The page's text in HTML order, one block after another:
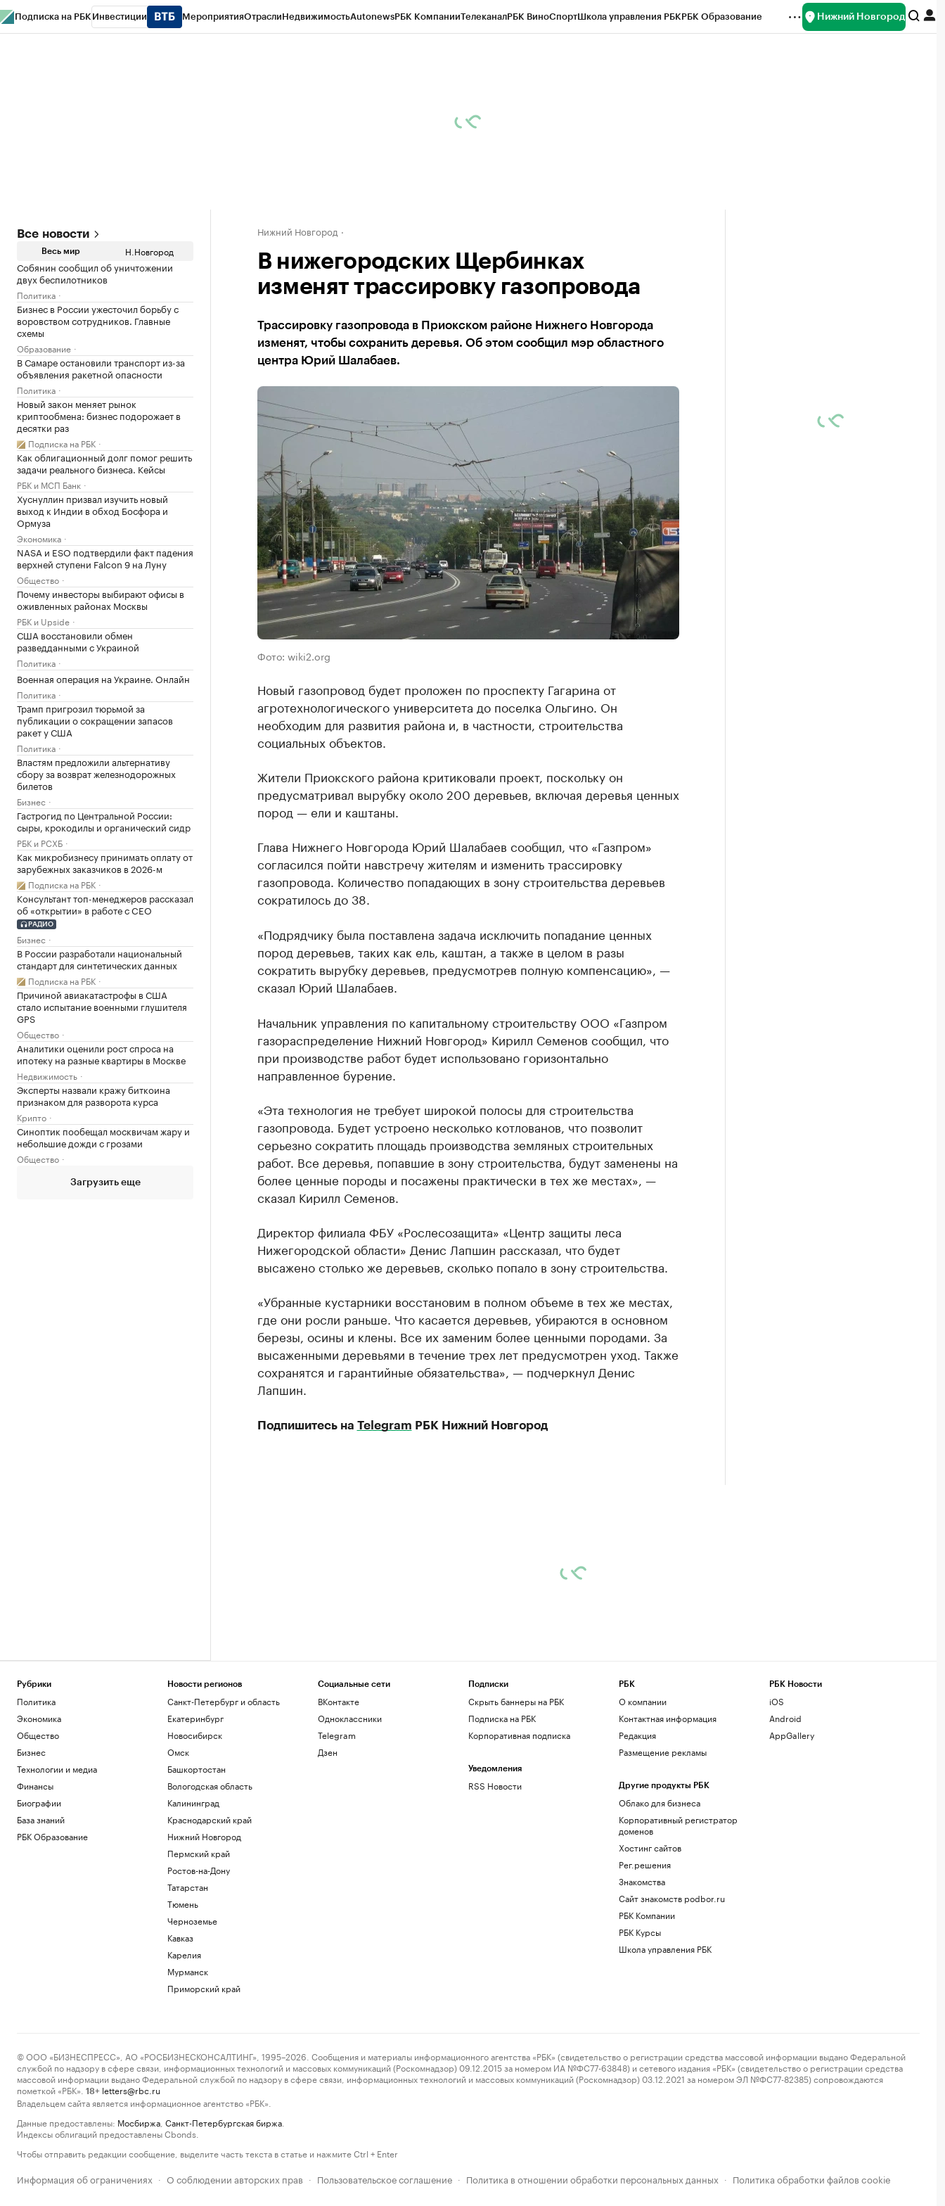
Подписка на РБК Инвестиции МероприятияОтраслиНедвижимостьAutonewsРБК КомпанииТелеканалРБК ВиноСпортШкола управления РБКРБК Образование Нижний Новгород
Все новости
Весь мир Н.Новгород
Собянин сообщил об уничтожении
двух беспилотников
Политика
Бизнес в России ужесточил борьбу с
воровством сотрудников. Главные
схемы
Образование
В Самаре остановили транспорт из-за
объявления ракетной опасности
Политика
Новый закон меняет рынок
криптообмена: бизнес подорожает в
десятки раз
Подписка на РБК
Как облигационный долг помог решить
задачи реального бизнеса. Кейсы
РБК и МСП Банк
Хуснуллин призвал изучить новый
выход к Индии в обход Босфора и
Ормуза
Экономика
NASA и ESO подтвердили факт падения
верхней ступени Falcon 9 на Луну
Общество
Почему инвесторы выбирают офисы в
оживленных районах Москвы
РБК и Upside
США восстановили обмен
разведданными с Украиной
Политика
Военная операция на Украине. Онлайн
Политика
Трамп пригрозил тюрьмой за
публикации о сокращении запасов
ракет у США
Политика
Властям предложили альтернативу
сбору за возврат железнодорожных
билетов
Бизнес
Гастрогид по Центральной России:
сыры, крокодилы и органический сидр
РБК и РСХБ
Как микробизнесу принимать оплату от
зарубежных заказчиков в 2026-м
Подписка на РБК
Консультант топ-менеджеров рассказал
об «открытии» в работе с CEO
РАДИО
Бизнес
В России разработали национальный
стандарт для синтетических данных
Подписка на РБК
Причиной авиакатастрофы в США
стало испытание военными глушителя
GPS
Общество
Аналитики оценили рост спроса на
ипотеку на разные квартиры в Москве
Недвижимость
Эксперты назвали кражу биткоина
признаком для разворота курса
Крипто
Синоптик пообещал москвичам жару и
небольшие дожди с грозами
Общество
Загрузить еще
Нижний Новгород
В нижегородских Щербинках
изменят трассировку газопровода
Трассировку газопровода в Приокском районе Нижнего Новгорода
изменят, чтобы сохранить деревья. Об этом сообщил мэр областного
центра Юрий Шалабаев.
Фото: wiki2.org
Новый газопровод будет проложен по проспекту Гагарина от
агротехнологического университета до поселка Ольгино. Он
необходим для развития района и, в частности, строительства
социальных объектов.
Жители Приокского района критиковали проект, поскольку он
предусматривал вырубку около 200 деревьев, включая деревья ценных
пород — ели и каштаны.
Глава Нижнего Новгорода Юрий Шалабаев сообщил, что «Газпром»
согласился пойти навстречу жителям и изменить трассировку
газопровода. Количество попадающих в зону строительства деревьев
сократилось до 38.
«Подрядчику была поставлена задача исключить попадание ценных
пород деревьев, таких как ель, каштан, а также в целом в разы
сократить вырубку деревьев, предусмотрев полную компенсацию», —
сказал Юрий Шалабаев.
Начальник управления по капитальному строительству ООО «Газпром
газораспределение Нижний Новгород» Кирилл Семенов сообщил, что
при производстве работ будет использовано горизонтально
направленное бурение.
«Эта технология не требует широкой полосы для строительства
газопровода. Будет устроено несколько котлованов, что позволит
серьезно сократить площадь производства земляных строительных
работ. Все деревья, попавшие в зону строительства, будут заменены на
более ценные породы и посажены практически в тех же местах», —
сказал Кирилл Семенов.
Директор филиала ФБУ «Рослесозащита» «Центр защиты леса
Нижегородской области» Денис Лапшин рассказал, что будет
высажено столько же деревьев, сколько попало в зону строительства.
«Убранные кустарники восстановим в полном объеме в тех же местах,
где они росли раньше. Что касается деревьев, убираются в основном
березы, осины и клены. Все их заменим более ценными породами. За
высаженными деревьями в течение трех лет предусмотрен уход. Также
сохранятся и гарантийные обязательства», — подчеркнул Денис
Лапшин.
Подпишитесь на Telegram РБК Нижний Новгород
Рубрики
Политика
Экономика
Общество
Бизнес
Технологии и медиа
Финансы
Биографии
База знаний
РБК Образование
Новости регионов
Санкт-Петербург и область
Екатеринбург
Новосибирск
Омск
Башкортостан
Вологодская область
Калининград
Краснодарский край
Нижний Новгород
Пермский край
Ростов-на-Дону
Татарстан
Тюмень
Черноземье
Кавказ
Карелия
Мурманск
Приморский край
Социальные сети
ВКонтакте
Одноклассники
Telegram
Дзен
Подписки
Скрыть баннеры на РБК
Подписка на РБК
Корпоративная подписка
Уведомления
RSS Новости
РБК
О компании
Контактная информация
Редакция
Размещение рекламы
Другие продукты РБК
Облако для бизнеса
Корпоративный регистратор
доменов
Хостинг сайтов
Рег.решения
Знакомства
Сайт знакомств podbor.ru
РБК Компании
РБК Курсы
Школа управления РБК
РБК Новости
iOS
Android
AppGallery
© ООО «БИЗНЕСПРЕСС», АО «РОСБИЗНЕСКОНСАЛТИНГ», 1995–2026. Сообщения и материалы информационного агентства «РБК» (свидетельство о регистрации средства массовой информации выдано Федеральной
службой по надзору в сфере связи, информационных технологий и массовых коммуникаций (Роскомнадзор) 09.12.2015 за номером ИА №ФС77-63848) и сетевого издания «РБК» (свидетельство о регистрации средства
массовой информации выдано Федеральной службой по надзору в сфере связи, информационных технологий и массовых коммуникаций (Роскомнадзор) 03.12.2021 за номером ЭЛ №ФС77-82385) сопровождаются
пометкой «РБК».
18+ letters@rbc.ru
Владельцем сайта является информационное агентство «РБК».
Данные предоставлены: Мосбиржа Санкт-Петербургская биржа
Индексы облигаций предоставлены Cbonds.
Чтобы отправить редакции сообщение, выделите часть текста в статье и нажмите Ctrl + Enter
Информация об ограничениях · О соблюдении авторских прав · Пользовательское соглашение · Политика в отношении обработки персональных данных · Политика обработки файлов cookie